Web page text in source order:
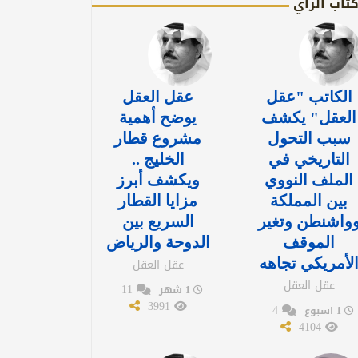
الكاتب "عقل
العقل" يكشف
سبب التحول
التاريخي في
الملف النووي
بين المملكة
وتغير
الموقف
الأمريكي تجاهه
عقل العقل
4
4104
عقل العقل
يوضح أهمية
مشروع قطار
الخليج ..
ويكشف أبرز
مزايا القطار
السريع بين
الدوحة والرياض
عقل العقل